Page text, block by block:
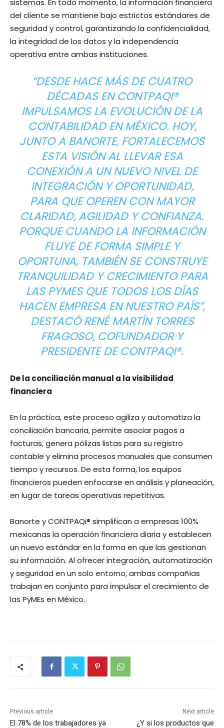
sistemas. En todo momento, la información financiera
del cliente se mantiene bajo estrictos estándares de
seguridad y control, garantizando la confidencialidad,
la integridad de los datos y la independencia
operativa entre ambas instituciones. ​
“DESDE HACE MÁS DE CUATRO
DÉCADAS EN CONTPAQI®
IMPULSAMOS LA EVOLUCIÓN DE LA
CONTABILIDAD EN MÉXICO. HOY,
JUNTO A BANORTE, FORTALECEMOS
ESTA VISIÓN AL LLEVAR ESA
CONEXIÓN A UN NUEVO NIVEL DE
INTEGRACIÓN Y OPORTUNIDAD,
PARA QUE OPEREN CON MAYOR
CLARIDAD, AGILIDAD Y CONFIANZA.
PORQUE CUANDO LA INFORMACIÓN
FLUYE DE FORMA SIMPLE Y
OPORTUNA, TAMBIÉN SE CONSTRUYE
TRANQUILIDAD Y CRECIMIENTO PARA
LAS PYMES QUE TODOS LOS DÍAS
HACEN EMPRESA EN NUESTRO PAÍS”,
DESTACÓ RENÉ MARTÍN TORRES
FRAGOSO, COFUNDADOR Y
PRESIDENTE DE CONTPAQI®.
De la conciliación manual a la visibilidad
financiera
En la práctica, este proceso agiliza y automatiza la
conciliación bancaria, permite asociar pagos a
facturas, genera pólizas listas para su registro
contable y elimina procesos manuales que consumen
tiempo y recursos. De esta forma, los equipos
financieros pueden enfocarse en análisis y planeación,
en lugar de tareas operativas repetitivas.
Banorte y CONTPAQi® simplifican a empresas 100%
mexicanas la operación financiera diaria y establecen
un nuevo estándar en la forma en que las gestionan
su información. Al ofrecer integración, automatización
y seguridad en un solo entorno, ambas compañías
trabajan en conjunto para impulsar el crecimiento de
las PyMEs en México. ​
Previous article
El 78% de los trabajadores ya
Next article
¿Y si los productos que